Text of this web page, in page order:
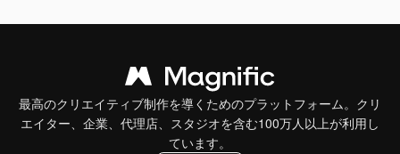
最高のクリエイティブ制作を導くためのプラットフォーム。クリ
エイター、企業、代理店、スタジオを含む100万人以上が利用し
ています。